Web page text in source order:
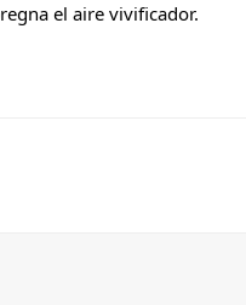
el aire vivificador.